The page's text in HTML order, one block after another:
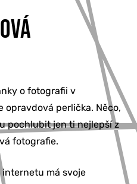
o fotografii v
perlička. Něco,
pochlubit jen ti nejlepší z
fotografie.
má svoje